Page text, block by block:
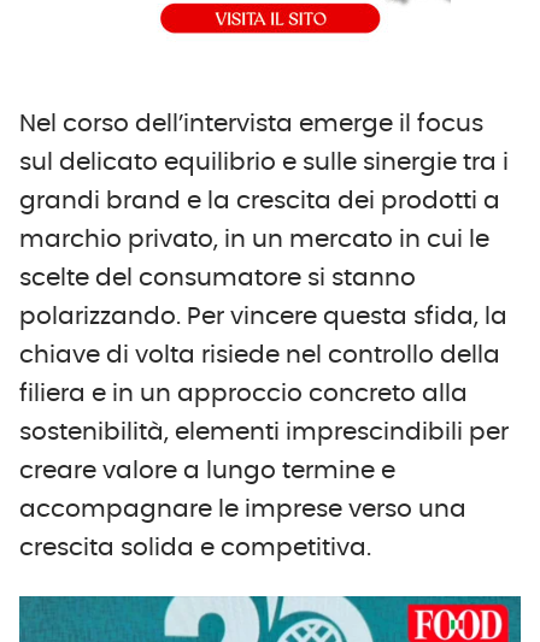
Nel corso dell’intervista emerge il focus
sul delicato equilibrio e sulle sinergie tra i
grandi brand e la crescita dei prodotti a
marchio privato, in un mercato in cui le
scelte del consumatore si stanno
polarizzando. Per vincere questa sfida, la
chiave di volta risiede nel controllo della
filiera e in un approccio concreto alla
sostenibilità, elementi imprescindibili per
creare valore a lungo termine e
accompagnare le imprese verso una
crescita solida e competitiva.